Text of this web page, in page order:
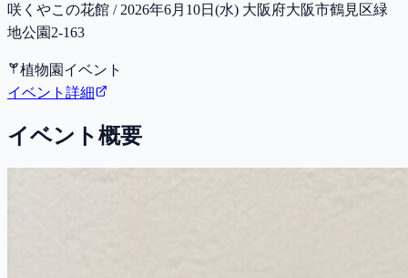
咲くやこの花館 / 2026年6月10日(水) 大阪府大阪市鶴見区緑
地公園2-163
植物園イベント
イベント詳細
イベント概要